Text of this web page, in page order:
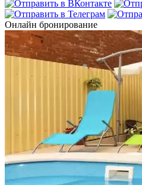
Онлайн бронирование